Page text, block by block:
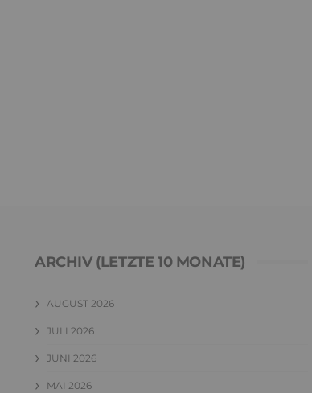
ARCHIV (LETZTE 10 MONATE)
AUGUST 2026
JULI 2026
JUNI 2026
MAI 2026